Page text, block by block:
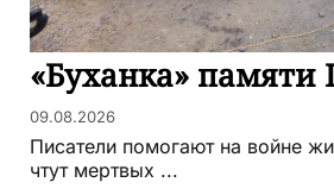
«Буханка» памяти
09.08.2026
Писатели помогают на войне
чтут мертвых ...